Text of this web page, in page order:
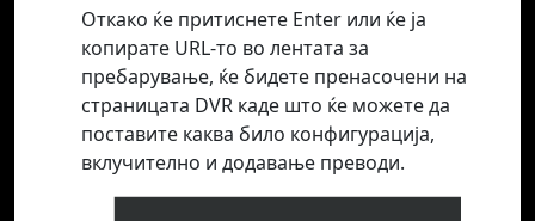
Откако ќе притиснете Enter или ќе ја
копирате URL-то во лентата за
пребарување, ќе бидете пренасочени на
страницата DVR каде што ќе можете да
поставите каква било конфигурација,
вклучително и додавање преводи.